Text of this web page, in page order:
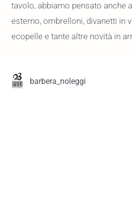
tavolo, abbiamo pensato anche
esterno, ombrelloni, divanetti in
ecopelle e tante altre novità in
barbera_noleggi